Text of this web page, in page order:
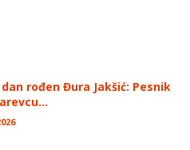
rođen Đura Jakšić: Pesnik